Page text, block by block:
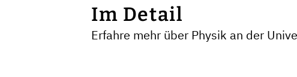
Im Detail
Erfahre mehr über Physik an der